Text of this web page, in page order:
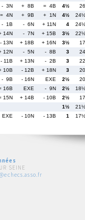
- 3N + 8B = 4B 4½ 26
= 4N + 9B + 1N 4½ 24½
- 1B - 6N + 11N 4 24½
14N - 7N + 15B 3½ 22½
- 13N + 18B + 16N 3½ 17
12N - 5N - 8B 3 24
- 11B + 13N - 2B 3 22
10B - 12B + 18N 3 20
- 9B - 16N EXE 2½ 20
16B EXE - 9N 2½ 18½
15N + 14B - 10B 2½ 17
1½ 21½
EXE - 10N - 13B 1 17½
SEINE